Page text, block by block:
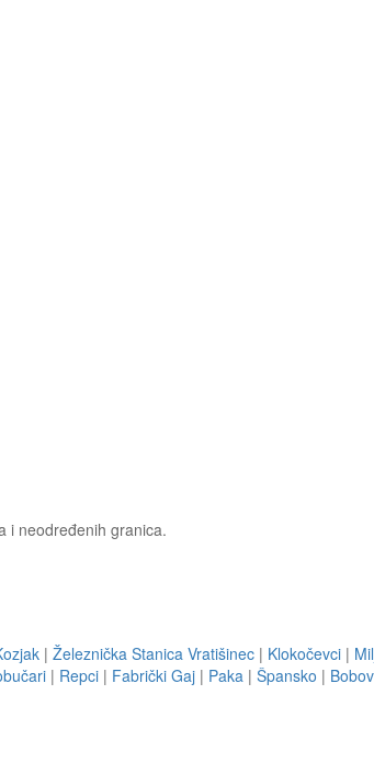
i neodređenih granica.
| Železnička Stanica Vratišinec | Klokočevci |
| Repci | Fabrički Gaj | Paka | Špansko |